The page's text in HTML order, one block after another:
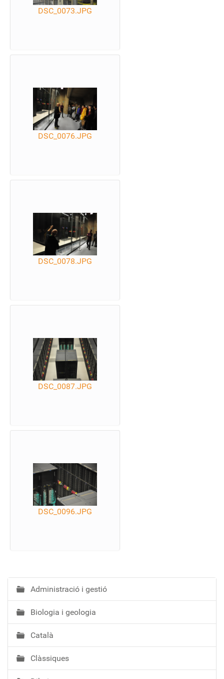
DSC_0073.JPG
DSC_0076.JPG
DSC_0078.JPG
DSC_0087.JPG
DSC_0096.JPG
N
a
v
e
g
a
c
Administració i gestió
Biologia i geologia
Català
Clàssiques